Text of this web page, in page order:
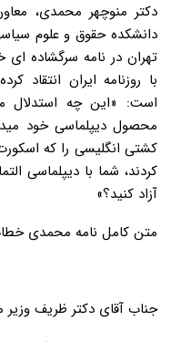
دکتر منوچهر محمدی،
دانشکده حقوق و علوم
تهران در نامه سرگشاده
با روزنامه ایران
است: «این چه استدلال
محصول دیپلماسی خود
کشتی انگلیسی را که
کردند، شما با دیپلماسی
آزاد کنید؟»
متن کامل نامه محمدی
جناب آقای دکتر ظریف وزیر